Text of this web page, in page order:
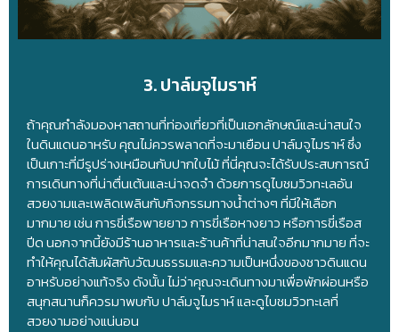
3. ปาล์มจูไมราห์
ถ้าคุณกำลังมองหาสถานที่ท่องเที่ยวที่เป็นเอกลักษณ์และน่าสนใจ
ในดินแดนอาหรับ คุณไม่ควรพลาดที่จะมาเยือน ปาล์มจูไมราห์ ซึ่ง
เป็นเกาะที่มีรูปร่างเหมือนกับปากใบไม้ ที่นี่คุณจะได้รับประสบการณ์
การเดินทางที่น่าตื่นเต้นและน่าจดจำ ด้วยการดูไบชมวิวทะเลอัน
สวยงามและเพลิดเพลินกับกิจกรรมทางน้ำต่างๆ ที่มีให้เลือก
มากมาย เช่น การขี่เรือพายยาว การขี่เรือหางยาว หรือการขี่เรือส
ปีด นอกจากนี้ยังมีร้านอาหารและร้านค้าที่น่าสนใจอีกมากมาย ที่จะ
ทำให้คุณได้สัมผัสกับวัฒนธรรมและความเป็นหนึ่งของชาวดินแดน
อาหรับอย่างแท้จริง ดังนั้น ไม่ว่าคุณจะเดินทางมาเพื่อพักผ่อนหรือ
สนุกสนานก็ควรมาพบกับ ปาล์มจูไมราห์ และดูไบชมวิวทะเลที่
สวยงามอย่างแน่นอน